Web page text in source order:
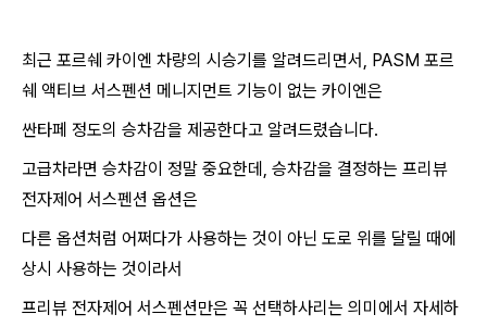
최근 포르쉐 카이엔 차량의 시승기를 알려드리면서, PASM 포르
쉐 액티브 서스펜션 메니지먼트 기능이 없는 카이엔은
싼타페 정도의 승차감을 제공한다고 알려드렸습니다.
고급차라면 승차감이 정말 중요한데, 승차감을 결정하는 프리뷰
전자제어 서스펜션 옵션은
다른 옵션처럼 어쩌다가 사용하는 것이 아닌 도로 위를 달릴 때에
상시 사용하는 것이라서
프리뷰 전자제어 서스펜션만은 꼭 선택하사리는 의미에서 자세하